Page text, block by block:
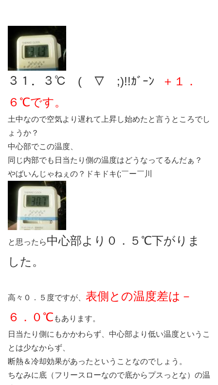
３１．３℃ (￣▽￣;)!!ｶﾞｰﾝ
＋１．
６℃です。
土中なので空気より遅れて上昇し始めたと言うところでし
ょうか？
中心部でこの温度、
同じ内部でも日当たり側の温度はどうなってるんだぁ？
やばいんじゃねぇの？ドキドキ(;￣ー￣川
と思ったら中心部より０．５℃下がりま
した。
高々０．５度ですが、 表側との温度差は－
６．０℃ もあります。
日当たり側にもかかわらず、中心部より低い温度というこ
とは少なからず、
断熱＆冷却効果があったということなのでしょう。
ちなみに底（フリースローなので底からプスっとな）の温